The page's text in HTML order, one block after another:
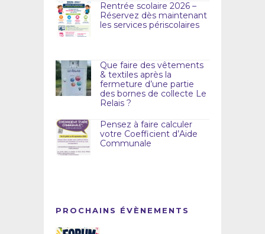
Rentrée scolaire 2026 –
Réservez dès maintenant
les services périscolaires
Que faire des vêtements
& textiles après la
fermeture d’une partie
des bornes de collecte Le
Relais ?
Pensez à faire calculer
votre Coefficient d’Aide
Communale
PROCHAINS ÉVÈNEMENTS